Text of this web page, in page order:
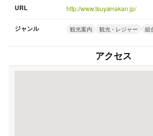
URL http://www.tsuyamakan.jp/
ジャンル 観光案内 観光・レジャー 組
アクセス